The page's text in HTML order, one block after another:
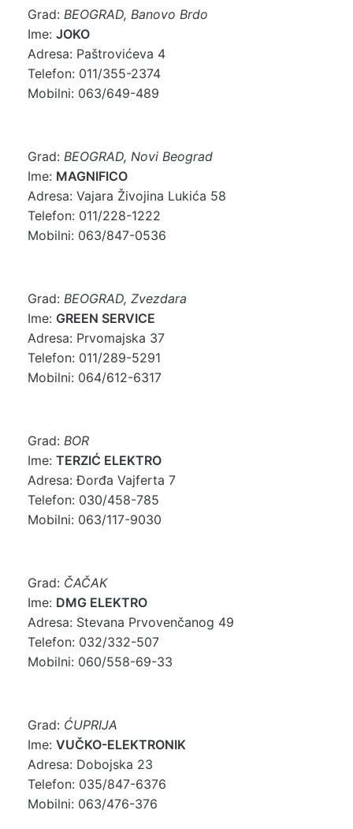
Grad: BEOGRAD, Banovo Brdo
Ime: JOKO
Adresa: Paštrovićeva 4
Telefon: 011/355-2374
Mobilni: 063/649-489
Grad: BEOGRAD, Novi Beograd
Ime: MAGNIFICO
Adresa: Vajara Živojina Lukića 58
Telefon: 011/228-1222
Mobilni: 063/847-0536
Grad: BEOGRAD, Zvezdara
Ime: GREEN SERVICE
Adresa: Prvomajska 37
Telefon: 011/289-5291
Mobilni: 064/612-6317
Grad: BOR
Ime: TERZIĆ ELEKTRO
Adresa: Đorđa Vajferta 7
Telefon: 030/458-785
Mobilni: 063/117-9030
Grad: ČAČAK
Ime: DMG ELEKTRO
Adresa: Stevana Prvovenčanog 49
Telefon: 032/332-507
Mobilni: 060/558-69-33
Grad: ĆUPRIJA
Ime: VUČKO-ELEKTRONIK
Adresa: Dobojska 23
Telefon: 035/847-6376
Mobilni: 063/476-376